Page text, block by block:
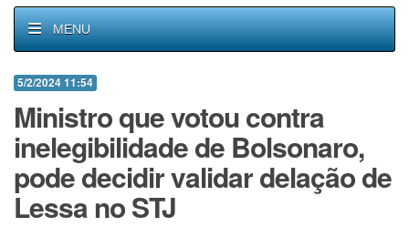
MENU
5/2/2024 11:54
Ministro que votou contra
inelegibilidade de Bolsonaro,
pode decidir validar delação de
Lessa no STJ